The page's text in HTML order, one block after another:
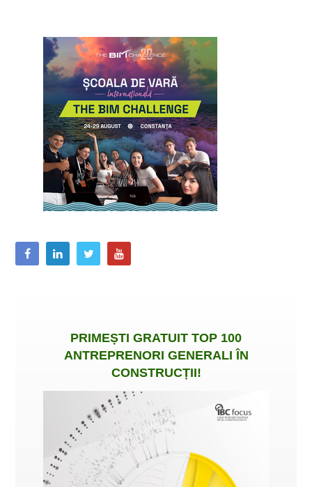
PRIMEȘTI GRATUIT TOP 100
ANTREPRENORI GENERALI ÎN
CONSTRUCȚII!